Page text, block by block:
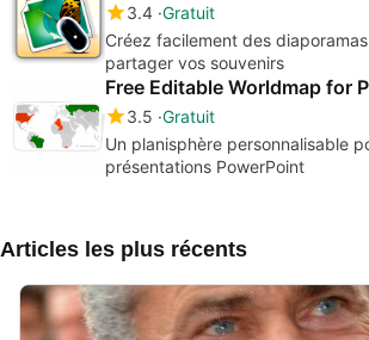
3.4 Gratuit
Créez facilement des
partager vos souvenirs
Free Editable Worldmap for
3.5 Gratuit
Un planisphère personnalisable
présentations PowerPoint
Articles les plus récents